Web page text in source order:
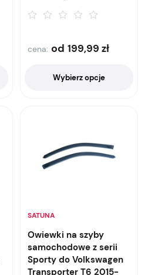
cena: od 199,99 zł
Wybierz opcje
SATUNA
Owiewki na szyby
samochodowe z serii
Sporty do Volkswagen
Transporter T6 2015-